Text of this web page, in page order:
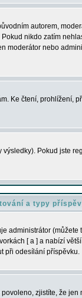
autorem,
nikdo zatím
moderátor nebo
Ke čtení, prohlížení,
Pokud jste
a typy
administrátor
[ a ] a nabízí
při odesílání příspěvku.
zjistíte, že jen